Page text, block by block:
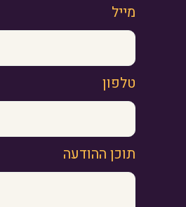
מייל
טלפון
תוכן ההודעה